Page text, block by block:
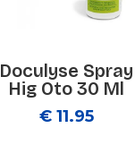
Doculyse Spray
Hig Oto 30 Ml
€ 11.95